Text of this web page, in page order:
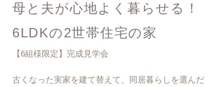
母と夫が心地よく暮らせる！
6LDKの2世帯住宅の家
【6組様限定】完成見学会
古くなった実家を建て替えて、同居暮らしを選んだ